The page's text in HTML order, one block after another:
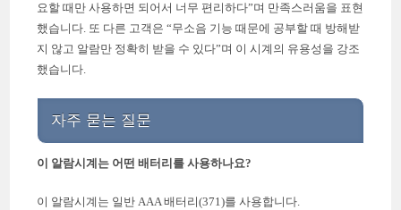
요할 때만 사용하면 되어서 너무 편리하다”며 만족스러움을 표현
했습니다. 또 다른 고객은 “무소음 기능 때문에 공부할 때 방해받
지 않고 알람만 정확히 받을 수 있다”며 이 시계의 유용성을 강조
했습니다.
자주 묻는 질문
이 알람시계는 어떤 배터리를 사용하나요?
이 알람시계는 일반 AAA 배터리(371)를 사용합니다.